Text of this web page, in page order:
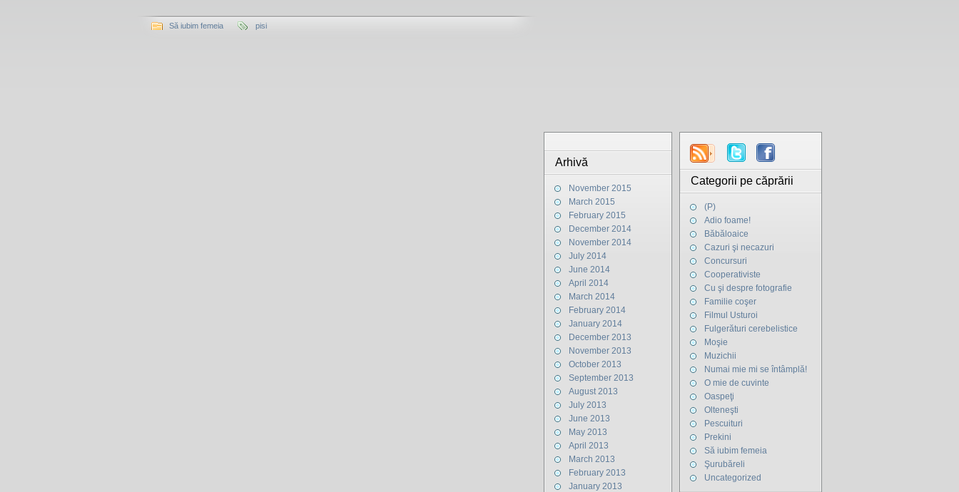
Categorii pe căprării
(P)
Adio foame!
Băbăloaice
Cazuri şi necazuri
Concursuri
Cooperativiste
Cu şi despre fotografie
Familie coşer
Filmul Usturoi
Fulgerături cerebelistice
Moşie
Muzichii
Numai mie mi se întâmplă!
O mie de cuvinte
Oaspeţi
Olteneşti
Pescuituri
Prekini
Să iubim femeia
Şurubăreli
Uncategorized
Arhivă
November 2015
March 2015
February 2015
December 2014
November 2014
July 2014
June 2014
April 2014
March 2014
February 2014
January 2014
December 2013
November 2013
October 2013
September 2013
August 2013
July 2013
June 2013
May 2013
April 2013
March 2013
February 2013
January 2013
Să iubim femeia pisi